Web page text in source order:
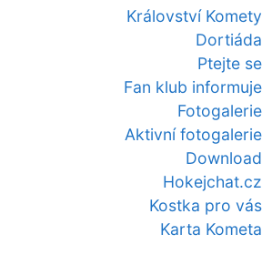
Království Komety
Dortiáda
Ptejte se
Fan klub informuje
Fotogalerie
Aktivní fotogalerie
Download
Hokejchat.cz
Kostka pro vás
Karta Kometa